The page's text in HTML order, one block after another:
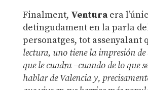
Finalment, Venturaera
detingudament en la parla
personatges, tot assenyalant
lectura, uno tiene la impresión
que le cuadra –cuando de lo que
hablar de Valencia y,